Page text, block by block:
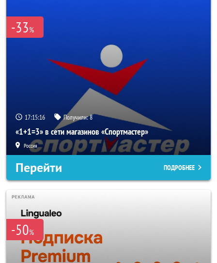
-33%
17:15:14 Получили:8
«1+1=3» в сети магазинов «Спортмастер»
Россия
Перейти ПОДРОБНЕЕ
-50%